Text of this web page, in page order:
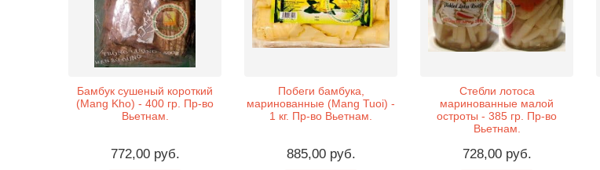
Бамбук сушеный короткий
(Mang Kho) - 400 гр. Пр-во
Вьетнам.
772,00 руб.
Побеги бамбука,
маринованные (Mang Tuoi) -
1 кг. Пр-во Вьетнам.
885,00 руб.
Стебли лотоса
маринованные малой
остроты - 385 гр. Пр-во
Вьетнам.
728,00 руб.